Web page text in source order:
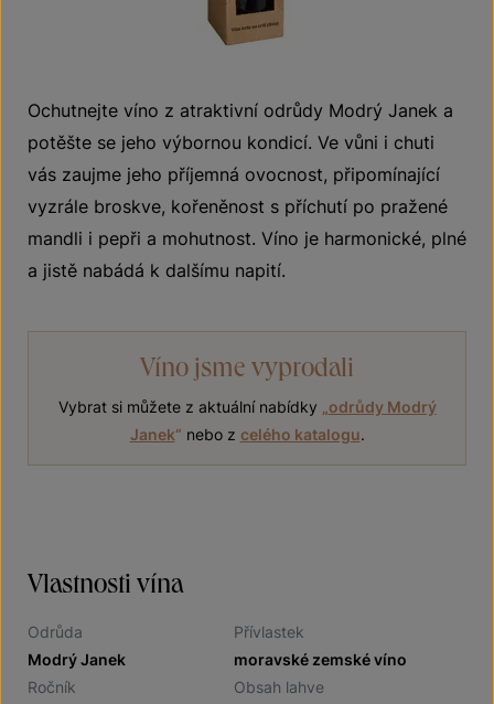
Ochutnejte víno z atraktivní odrůdy Modrý Janek a
potěšte se jeho výbornou kondicí. Ve vůni i chuti
vás zaujme jeho příjemná ovocnost, připomínající
vyzrále broskve, kořeněnost s příchutí po pražené
mandli i pepři a mohutnost. Víno je harmonické, plné
a jistě nabádá k dalšímu napití.
Víno jsme vyprodali
Vybrat si můžete z aktuální nabídky
odrůdy Modrý
Janek“ nebo z celého katalogu.
Vlastnosti vína
Odrůda
Modrý Janek
Přívlastek
moravské zemské víno
Ročník
Obsah lahve